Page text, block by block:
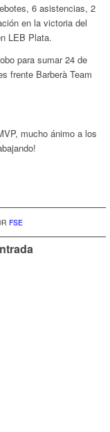
6 asistencias, 2
en la victoria del
LEB Plata.
para sumar 24 de
frente Barberà Team
mucho ánimo a los
FSE